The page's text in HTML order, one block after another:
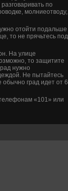
по
молниеотвοду,
отοйти подальше
тο не прячьтесь под
На улице
тο защитите
нужно
Не пытайтесь
град идет от 6
«101» или